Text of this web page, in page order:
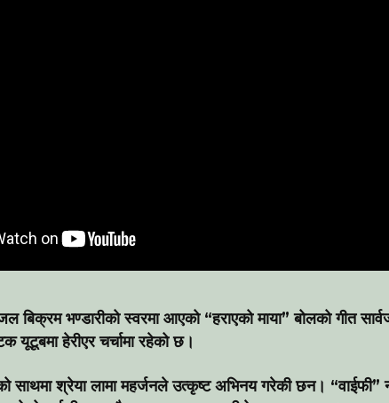
बिक्रम भण्डारीको स्वरमा आएको “हराएको माया” बोलको गीत
यूटूबमा हेरीएर चर्चामा रहेको छ।
साथमा श्रेया लामा महर्जनले उत्कृष्ट अभिनय गरेकी छन। “वाईफी”